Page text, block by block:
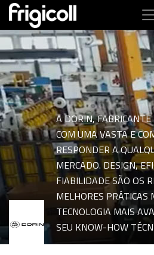
Intervalos
A DORIN,
COM UMA VASTA E
RESPONDER A
MERCADO. DESIGN,
FIABILIDADE SÃO OS
MELHORES PRÁTICAS
TECNOLOGIA MAIS
SEU KNOW-HOW